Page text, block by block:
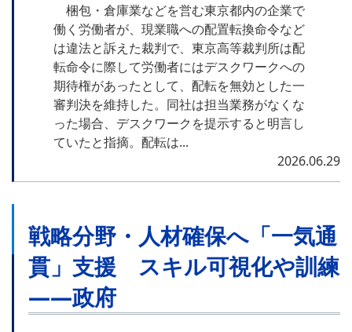
梱包・倉庫業などを営む東京都内の企業で
働く労働者が、現業職への配置転換命令など
は違法と訴えた裁判で、東京高等裁判所は配
転命令に際して労働者にはデスクワークへの
期待権があったとして、配転を無効とした一
審判決を維持した。同社は担当業務がなくな
った場合、デスクワークを提示すると明言し
ていたと指摘。配転は...
2026.06.29
戦略分野・人材確保へ「一気通
貫」支援 スキル可視化や訓練
――政府